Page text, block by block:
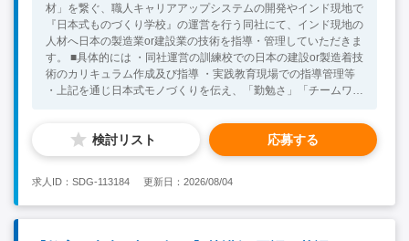
材」を繋ぐ、職人キャリアアップシステムの開発やインド現地で
『日本式ものづくり学校』の運営を行う同社にて、インド現地の
人材へ日本の製造業or建設業の技術を指導・管理していただきま
す。 ■具体的には ・同社運営の訓練校での日本の建設or製造着技
術のカリキュラム作成及び指導 ・実践教育現場での指導管理等
・上記を通じ日本式モノづくりを伝え、「勤勉さ」「チームワー
・製造業or建設業において、何かしらのマネジメント経験をお持
ちの方（管理職レベルだと尚歓迎） ・同社の事業、ミッション
に共感できる方 ・グローバル志向をお持ちの方 <Preferable Skill
の方 ・ビジネスレベルの英語力をお持ちの方
検討リスト 応募する
求人ID：SDG-113184 更新日：2026/08/04